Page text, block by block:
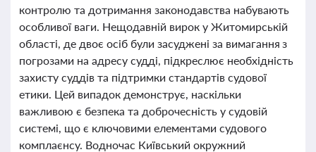
контролю та дотримання законодавства набувають
особливої ваги. Нещодавній вирок у Житомирській
області, де двоє осіб були засуджені за вимагання з
погрозами на адресу судді, підкреслює необхідність
захисту суддів та підтримки стандартів судової
етики. Цей випадок демонструє, наскільки
важливою є безпека та доброчесність у судовій
системі, що є ключовими елементами судового
комплаєнсу. Водночас Київський окружний